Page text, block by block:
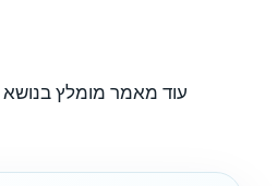
עוד מאמר מומלץ בנושא